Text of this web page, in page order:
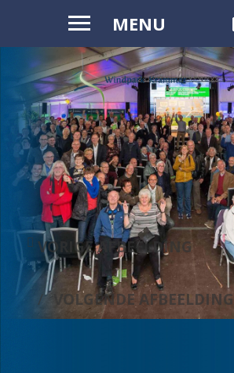
MENU
VOOR HAAR
EN ONZE
TOEKOMST
VORIGE AFBEELDING
VOLGENDE AFBEELDING